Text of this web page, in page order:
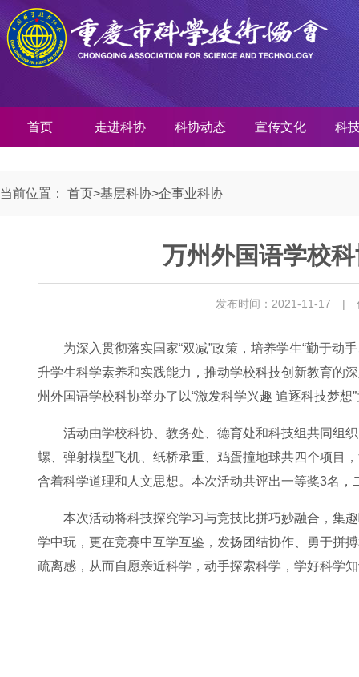
首页 走进科协 科协动态 宣传文化 科
当前位置： 首页>基层科协>企事业科协
万州外国语学校
发布时间：2021-11-17 |
为深入贯彻落实国家“双减”政策，培养学生“勤于动
升学生科学素养和实践能力，推动学校科技创新教育的
州外国语学校科协举办了以“激发科学兴趣 追逐科技梦想
活动由学校科协、教务处、德育处和科技组共同组
螺、弹射模型飞机、纸桥承重、鸡蛋撞地球共四个项目
含着科学道理和人文思想。本次活动共评出一等奖3名
本次活动将科技探究学习与竞技比拼巧妙融合，集
学中玩，更在竞赛中互学互鉴，发扬团结协作、勇于拼
疏离感，从而自愿亲近科学，动手探索科学，学好科学